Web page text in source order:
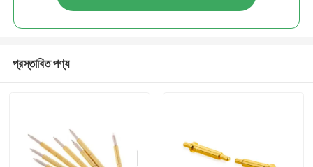
প্রস্তাবিত পণ্য